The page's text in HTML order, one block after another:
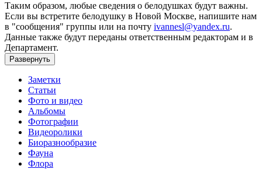
Таким образом, любые сведения о белодушках будут важны.
Если вы встретите белодушку в Новой Москве, напишите нам
в "сообщения" группы или на почту ivannesl@yandex.ru.
Данные также будут переданы ответственным редакторам и в
Департамент.
Развернуть
Заметки
Статьи
Фото и видео
Альбомы
Фотографии
Видеоролики
Биоразнообразие
Фауна
Флора